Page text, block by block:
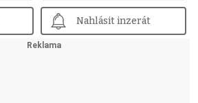
Nahlásit inzerát